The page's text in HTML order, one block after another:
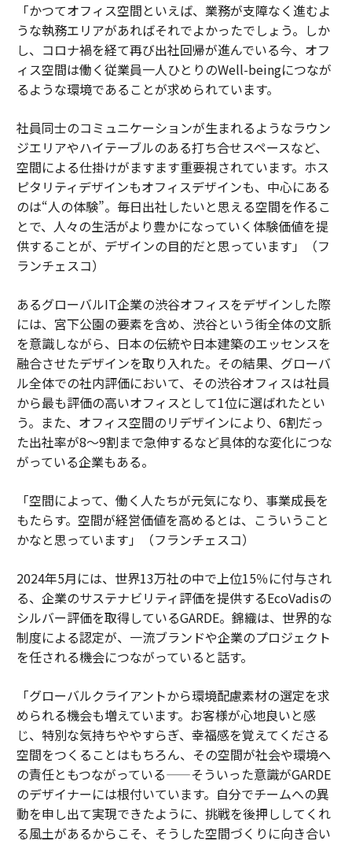
「かつてオフィス空間といえば、業務が支障なく進むよ
うな執務エリアがあればそれでよかったでしょう。しか
し、コロナ禍を経て再び出社回帰が進んでいる今、オフ
ィス空間は働く従業員一人ひとりのWell-beingにつなが
るような環境であることが求められています。
社員同士のコミュニケーションが生まれるようなラウン
ジエリアやハイテーブルのある打ち合せスペースなど、
空間による仕掛けがますます重要視されています。ホス
ピタリティデザインもオフィスデザインも、中心にある
のは“人の体験”。毎日出社したいと思える空間を作るこ
とで、人々の生活がより豊かになっていく体験価値を提
供することが、デザインの目的だと思っています」（フ
ランチェスコ）
あるグローバルIT企業の渋谷オフィスをデザインした際
には、宮下公園の要素を含め、渋谷という街全体の文脈
を意識しながら、日本の伝統や日本建築のエッセンスを
融合させたデザインを取り入れた。その結果、グローバ
ル全体での社内評価において、その渋谷オフィスは社員
から最も評価の高いオフィスとして1位に選ばれたとい
う。また、オフィス空間のリデザインにより、6割だっ
た出社率が8～9割まで急伸するなど具体的な変化につな
がっている企業もある。
「空間によって、働く人たちが元気になり、事業成長を
もたらす。空間が経営価値を高めるとは、こういうこと
かなと思っています」（フランチェスコ）
2024年5月には、世界13万社の中で上位15％に付与され
る、企業のサステナビリティ評価を提供するEcoVadisの
シルバー評価を取得しているGARDE。錦織は、世界的な
制度による認定が、一流ブランドや企業のプロジェクト
を任される機会につながっていると話す。
「グローバルクライアントから環境配慮素材の選定を求
められる機会も増えています。お客様が心地良いと感
じ、特別な気持ちややすらぎ、幸福感を覚えてくださる
空間をつくることはもちろん、その空間が社会や環境へ
の責任ともつながっている——そういった意識がGARDE
のデザイナーには根付いています。自分でチームへの異
動を申し出て実現できたように、挑戦を後押ししてくれ
る風土があるからこそ、そうした空間づくりに向き合い